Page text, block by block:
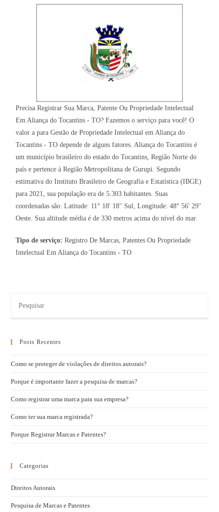
Precisa Registrar Sua Marca, Patente Ou Propriedade Intelectual
Em Aliança do Tocantins - TO? Fazemos o serviço para você! O
valor a para Gestão de Propriedade Intelectual em Aliança do
Tocantins - TO depende de alguns fatores. Aliança do Tocantins é
um município brasileiro do estado do Tocantins, Região Norte do
país e pertence à Região Metropolitana de Gurupi. Segundo
estimativa do Instituto Brasileiro de Geografia e Estatística (IBGE)
para 2021, sua população era de 5.303 habitantes. Suas
coordenadas são: Latitude: 11° 18' 18'' Sul, Longitude: 48° 56' 29''
Oeste. Sua altitude média é de 330 metros acima do nível do mar.
Tipo de serviço:Registro De Marcas, Patentes Ou Propriedade
Intelectual Em Aliança do Tocantins - TO
Posts Recentes
Como se proteger de violações de direitos autorais?
Porque é importante fazer a pesquisa de marcas?
Como registrar uma marca para sua empresa?
Como ter sua marca registrada?
Porque Registrar Marcas e Patentes?
Categorias
Direitos Autorais
Pesquisa de Marcas e Patentes